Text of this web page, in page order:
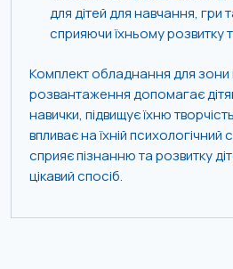
для дітей для навчання, гри
сприяючи їхньому розвитку
Комплект обладнання для зони
розвантаження допомагає
навички, підвищує їхню
впливає на їхній
сприяє пізнанню та розвитку
цікавий спосіб.